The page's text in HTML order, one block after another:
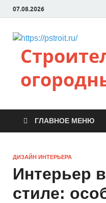
07.08.2026
ГЛАВНОЕ МЕНЮ
ДИЗАЙН ИНТЕРЬЕРА
Интерьер
стиле: